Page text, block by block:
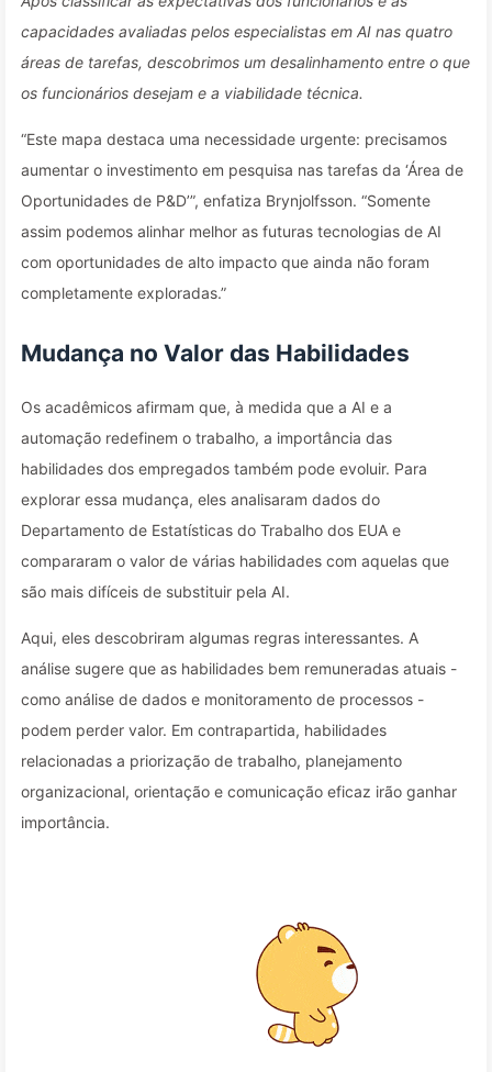
capacidades avaliadas pelos especialistas em AI nas quatro
áreas de tarefas, descobrimos um desalinhamento entre o que
os funcionários desejam e a viabilidade técnica.
“Este mapa destaca uma necessidade urgente: precisamos
aumentar o investimento em pesquisa nas tarefas da ‘Área de
Oportunidades de P&D’”, enfatiza Brynjolfsson. “Somente
assim podemos alinhar melhor as futuras tecnologias de AI
com oportunidades de alto impacto que ainda não foram
completamente exploradas.”
Mudança no Valor das Habilidades
Os acadêmicos afirmam que, à medida que a AI e a
automação redefinem o trabalho, a importância das
habilidades dos empregados também pode evoluir. Para
explorar essa mudança, eles analisaram dados do
Departamento de Estatísticas do Trabalho dos EUA e
compararam o valor de várias habilidades com aquelas que
são mais difíceis de substituir pela AI.
Aqui, eles descobriram algumas regras interessantes. A
análise sugere que as habilidades bem remuneradas atuais -
como análise de dados e monitoramento de processos -
podem perder valor. Em contrapartida, habilidades
relacionadas a priorização de trabalho, planejamento
organizacional, orientação e comunicação eficaz irão ganhar
importância.